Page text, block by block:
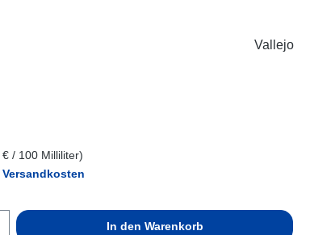
Vallejo
/ 100 Milliliter)
Gib den gewünschten Wert ein
In den Warenkorb